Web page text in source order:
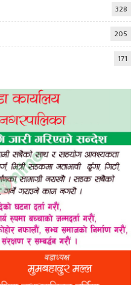
328
205
171